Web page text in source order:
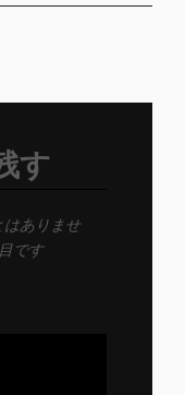
す
はありませ
です